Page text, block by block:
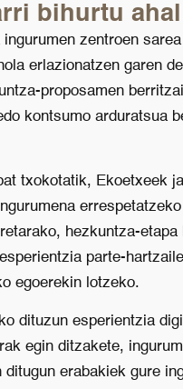
bihurtu
ingurumen zentroen
erlazionatzen garen
proposamen
kontsumo arduratsua
txokotatik, Ekoetxeek
hezkuntza-
parte-
egoerekin lotzeko.
dituzun esperientzia
egin ditzakete,
ditugun erabakiek gure